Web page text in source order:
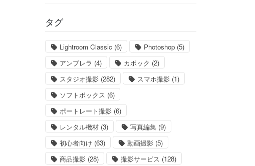
タグ
Lightroom Classic (6) Photoshop (5)
アンブレラ (4) カポック (2)
スタジオ撮影 (282) スマホ撮影 (1)
ソフトボックス (6)
ポートレート撮影 (6)
レンタル機材 (3) 写真編集 (9)
初心者向け (63) 動画撮影 (5)
商品撮影 (28) 撮影サービス (128)